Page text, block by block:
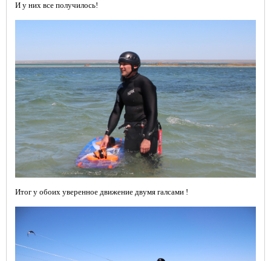
И у них все получилось!
Итог у обоих уверенное движение двумя галсами !